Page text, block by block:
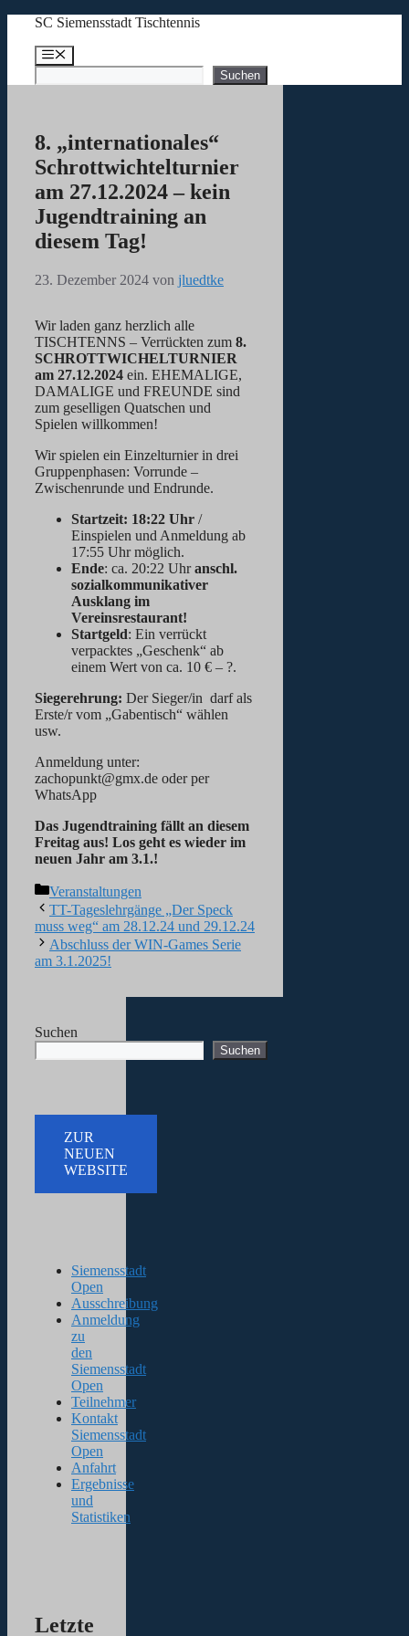
springen
SC Siemensstadt Tischtennis
Menü
Suchen Suchen
8. „internationales“
Schrottwichtelturnier
am 27.12.2024 – kein
Jugendtraining an
diesem Tag!
23. Dezember 2024 von jluedtke
Wir laden ganz herzlich alle
TISCHTENNS – Verrückten zum 8.
SCHROTTWICHELTURNIER
am 27.12.2024 ein. EHEMALIGE,
DAMALIGE und FREUNDE sind
zum geselligen Quatschen und
Spielen willkommen!
Wir spielen ein Einzelturnier in drei
Gruppenphasen: Vorrunde –
Zwischenrunde und Endrunde.
Startzeit: 18:22 Uhr /
Einspielen und Anmeldung ab
17:55 Uhr möglich.
Ende: ca. 20:22 Uhranschl.
sozialkommunikativer
Ausklang im
Vereinsrestaurant!
Startgeld: Ein verrückt
verpacktes „Geschenk“ ab
einem Wert von ca. 10 € – ?.
Siegerehrung: Der Sieger/in darf als
Erste/r vom „Gabentisch“ wählen
usw.
Anmeldung unter:
zachopunkt@gmx.de oder per
WhatsApp
Das Jugendtraining fällt an diesem
Freitag aus! Los geht es wieder im
neuen Jahr am 3.1.!
Kategorien
Veranstaltungen
TT-Tageslehrgänge „Der Speck
muss weg“ am 28.12.24 und 29.12.24
Abschluss der WIN-Games Serie
am 3.1.2025!
Suchen
Suchen
ZUR
NEUEN
WEBSITE
Siemensstadt
Open
Ausschreibung
Anmeldung
zu
den
Siemensstadt
Open
Teilnehmer
Kontakt
Siemensstadt
Open
Anfahrt
Ergebnisse
und
Statistiken
Letzte